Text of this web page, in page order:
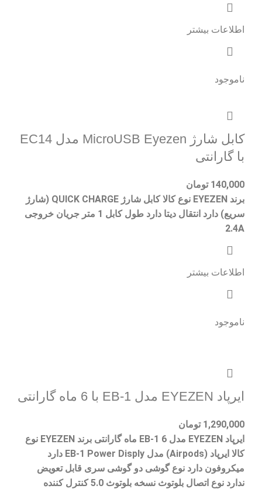
اطلاعات بیشتر
ناموجود
کابل شارژ MicroUSB Eyezen مدل EC14
با گارانتی
140,000 تومان
برند EYEZEN نوع کالا کابل شارژ QUICK CHARGE (شارژ
سریع) دارد انتقال دیتا دارد طول کابل 1 متر جریان خروجی
2.4A
اطلاعات بیشتر
ناموجود
ایرپاد EYEZEN مدل EB-1 با 6 ماه گارانتی
1,290,000 تومان
ایرپاد EYEZEN مدل EB-1 6 ماه گارانتی برند EYEZEN نوع
کالا ایرپاد (Airpods) مدل EB-1 Power Disply دارد
میکروفون دارد نوع گوشی دو گوشی سری قابل تعویض
ندارد نوع اتصال بلوتوث نسخه بلوتوث 5.0 کنترل کننده